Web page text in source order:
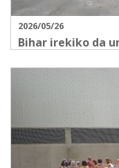
2026/05/26
Bihar irekiko da